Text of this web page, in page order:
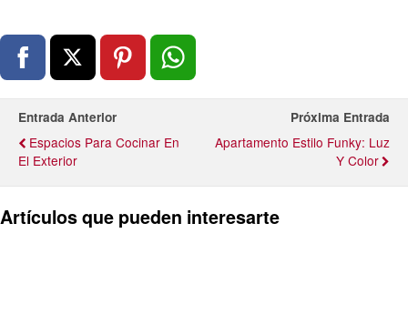
Entrada Anterior
Espacios Para Cocinar En
El Exterior
Próxima Entrada
Apartamento Estilo Funky: Luz
Y Color
Artículos que pueden interesarte